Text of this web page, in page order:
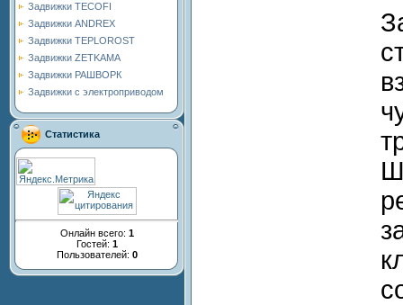
Задвижки TECOFI
Задвижки ANDREX
Задвижки TEPLOROST
Задвижки ZETKAMA
Задвижки РАШВОРК
Задвижки с электроприводом
Статистика
Онлайн всего: 1
Гостей: 1
Пользователей: 0